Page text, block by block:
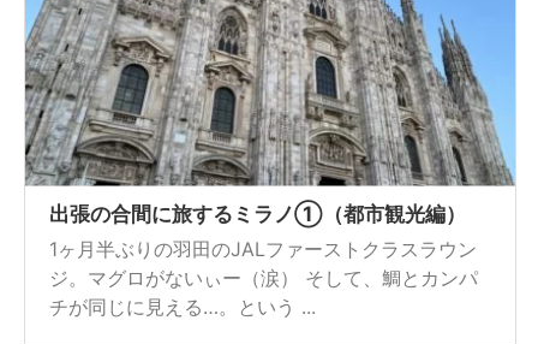
出張の合間に旅するミラノ①（都市観光編）
1ヶ月半ぶりの羽田のJALファーストクラスラウン
ジ。マグロがないぃー（涙） そして、鯛とカンパ
チが同じに見える…。という ...